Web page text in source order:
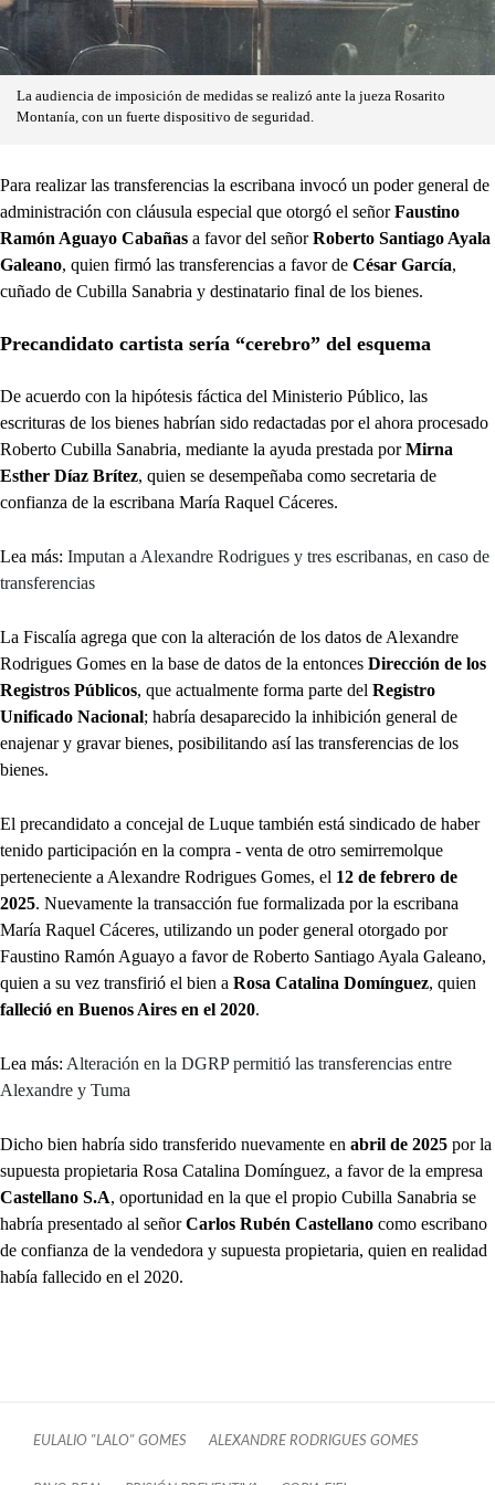
La audiencia de imposición de medidas se realizó ante la jueza Rosarito
Montanía, con un fuerte dispositivo de seguridad.
Para realizar las transferencias la escribana invocó un poder general de
administración con cláusula especial que otorgó el señorFaustino
Ramón Aguayo Cabañas a favor del señorRoberto Santiago Ayala
Galeano, quien firmó las transferencias a favor de César García,
cuñado de Cubilla Sanabria y destinatario final de los bienes.
Precandidato cartista sería “cerebro” del esquema
De acuerdo con la hipótesis fáctica del Ministerio Público, las
escrituras de los bienes habrían sido redactadas por el ahora procesado
Roberto Cubilla Sanabria, mediante la ayuda prestada porMirna
Esther Díaz Brítez, quien se desempeñaba como secretaria de
confianza de la escribana María Raquel Cáceres.
Lea más: Imputan a Alexandre Rodrigues y tres escribanas, en caso de
transferencias
La Fiscalía agrega que con la alteración de los datos de Alexandre
Rodrigues Gomes en la base de datos de la entonces Dirección de los
Registros Públicos, que actualmente forma parte del Registro
Unificado Nacional; habría desaparecido la inhibición general de
enajenar y gravar bienes, posibilitando así las transferencias de los
bienes.
El precandidato a concejal de Luque también está sindicado de haber
tenido participación en la compra - venta de otro semirremolque
perteneciente a Alexandre Rodrigues Gomes, el 12 de febrero de
2025. Nuevamente la transacción fue formalizada por la escribana
María Raquel Cáceres, utilizando un poder general otorgado por
Faustino Ramón Aguayo a favor de Roberto Santiago Ayala Galeano,
quien a su vez transfirió el bien a Rosa Catalina Domínguez, quien
falleció en Buenos Aires en el 2020.
Lea más: Alteración en la DGRP permitió las transferencias entre
Alexandre y Tuma
Dicho bien habría sido transferido nuevamente en abril de 2025 por la
supuesta propietaria Rosa Catalina Domínguez, a favor de la empresa
Castellano S.A, oportunidad en la que el propio Cubilla Sanabria se
habría presentado al señorCarlos Rubén Castellano como escribano
de confianza de la vendedora y supuesta propietaria, quien en realidad
había fallecido en el 2020.
EULALIO "LALO" GOMES ALEXANDRE RODRIGUES GOMES